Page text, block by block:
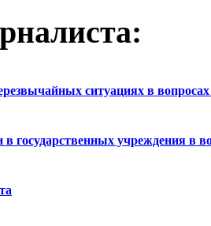
ситуациях в вопросах
государственных учреждения в